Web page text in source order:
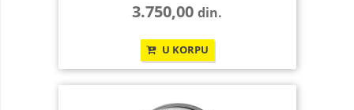
3.750,00din.
U KORPU